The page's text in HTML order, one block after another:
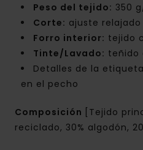
Peso del tejido: 350
Corte: ajuste relajado
Forro interior: tejido
Tinte/Lavado: teñido
Detalles de la
en el pecho
Composición [Tejido
reciclado, 30% algodón,